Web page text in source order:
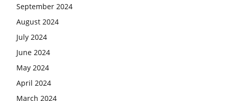
September 2024
August 2024
July 2024
June 2024
May 2024
April 2024
March 2024